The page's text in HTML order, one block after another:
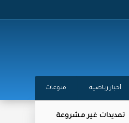
أخبار رياضية منوعات
تمديدات غير مشروعة